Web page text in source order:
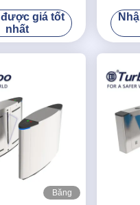
thiết kế tự động
được giá tốt
nhất
Băng